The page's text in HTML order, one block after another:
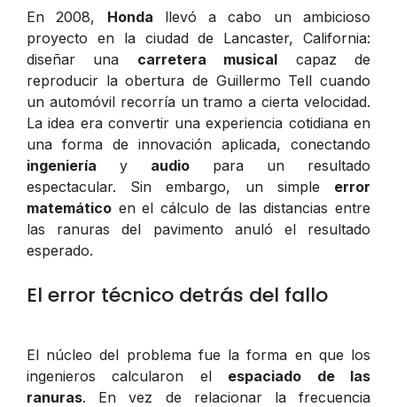
En 2008, Honda llevó a cabo un ambicioso
proyecto en la ciudad de Lancaster, California:
diseñar una carretera musical capaz de
reproducir la obertura de Guillermo Tell cuando
un automóvil recorría un tramo a cierta velocidad.
La idea era convertir una experiencia cotidiana en
una forma de innovación aplicada, conectando
ingeniería y audio para un resultado
espectacular. Sin embargo, un simple error
matemático en el cálculo de las distancias entre
las ranuras del pavimento anuló el resultado
esperado.
El error técnico detrás del fallo
El núcleo del problema fue la forma en que los
ingenieros calcularon el espaciado de las
ranuras. En vez de relacionar la frecuencia